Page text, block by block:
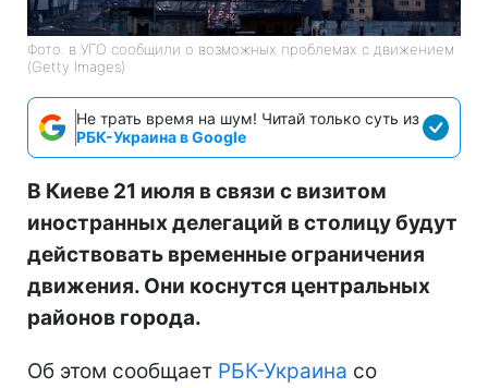
Фото: в УГО сообщили о возможных проблемах с движением
(Getty Images)
Не трать время на шум! Читай только суть из
РБК-Украина в Google
В Киеве 21 июля в связи с визитом
иностранных делегаций в столицу будут
действовать временные ограничения
движения. Они коснутся центральных
районов города.
Об этом сообщает РБК-Украина со